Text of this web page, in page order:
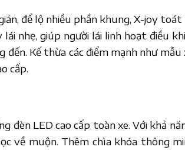
để lộ nhiều phần khung, X-joy
nhẹ, giúp người lái linh hoạt điều
đến. Kế thừa các điểm mạnh như mẫu
cấp.
đèn LED cao cấp toàn xe. Với khả
về muộn. Thêm chìa khóa thông